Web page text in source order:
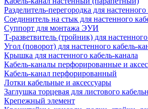
Разделитель-перегородка для настенного
Соединитель на стык для настенного
Суппорт для монтажа ЭУИ
Т-разветвитель (тройник) для
Угол (поворот) для настенного кабель-
Крышка для настенного кабель-канала
Кабель-каналы перфорированные и
Кабель-канал перфорированный
Лотки кабельные и аксессуары
Заглушка торцевая для листового
Крепежный элемент